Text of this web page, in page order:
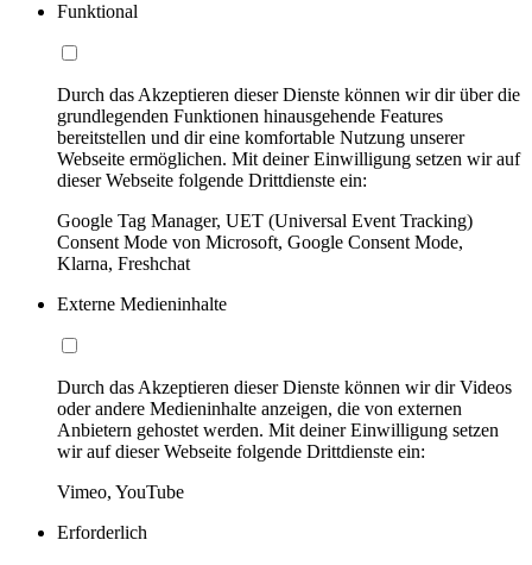
Funktional
Durch das Akzeptieren dieser Dienste können wir dir über die
grundlegenden Funktionen hinausgehende Features
bereitstellen und dir eine komfortable Nutzung unserer
Webseite ermöglichen. Mit deiner Einwilligung setzen wir auf
dieser Webseite folgende Drittdienste ein:
Google Tag Manager, UET (Universal Event Tracking)
Consent Mode von Microsoft, Google Consent Mode,
Klarna, Freshchat
Externe Medieninhalte
Durch das Akzeptieren dieser Dienste können wir dir Videos
oder andere Medieninhalte anzeigen, die von externen
Anbietern gehostet werden. Mit deiner Einwilligung setzen
wir auf dieser Webseite folgende Drittdienste ein:
Vimeo, YouTube
Erforderlich